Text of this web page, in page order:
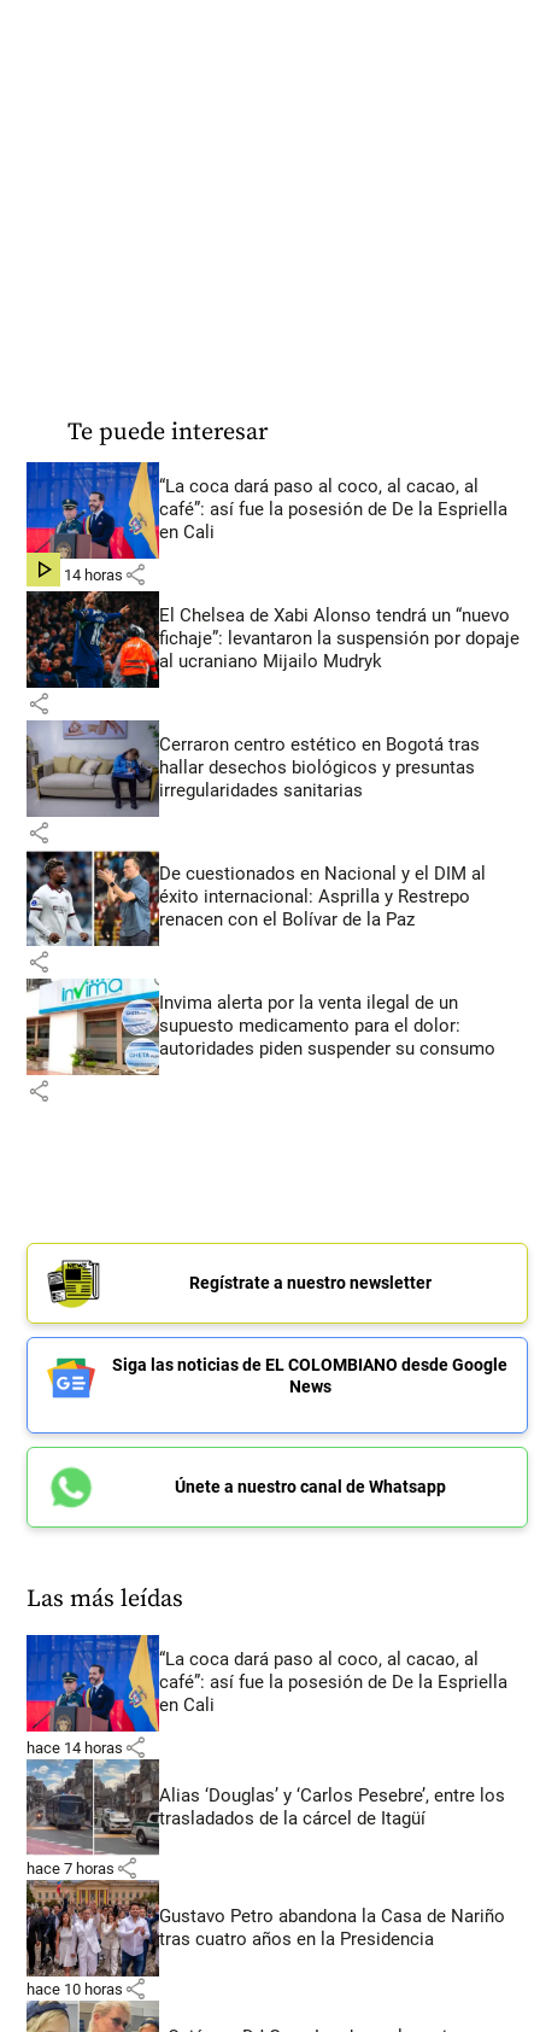
Te puede interesar
“La coca dará paso al coco, al cacao, al
café”: así fue la posesión de De la Espriella
en Cali
hace 14 horas share
El Chelsea de Xabi Alonso tendrá un “nuevo
fichaje”: levantaron la suspensión por dopaje
al ucraniano Mijailo Mudryk
share
Cerraron centro estético en Bogotá tras
hallar desechos biológicos y presuntas
irregularidades sanitarias
share
De cuestionados en Nacional y el DIM al
éxito internacional: Asprilla y Restrepo
renacen con el Bolívar de la Paz
share
Invima alerta por la venta ilegal de un
supuesto medicamento para el dolor:
autoridades piden suspender su consumo
share
Regístrate a nuestro newsletter
Siga las noticias de EL COLOMBIANO desde Google
News
Únete a nuestro canal de Whatsapp
Las más leídas
“La coca dará paso al coco, al cacao, al
café”: así fue la posesión de De la Espriella
en Cali
hace 14 horas share
Alias ‘Douglas’ y ‘Carlos Pesebre’, entre los
trasladados de la cárcel de Itagüí
hace 7 horas share
Gustavo Petro abandona la Casa de Nariño
tras cuatro años en la Presidencia
hace 10 horas share